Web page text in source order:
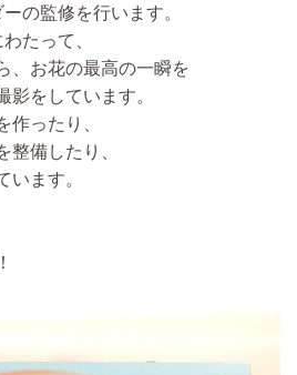
の監修を行います。
たって、
、お花の最高の一瞬を
影をしています。
作ったり、
整備したり、
います。